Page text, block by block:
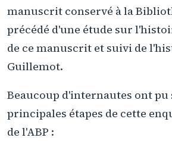
manuscrit conservé à la
précédé d'une étude sur
de ce manuscrit et suivi de
Guillemot.
Beaucoup d'internautes ont pu
principales étapes de cette
de l'ABP :